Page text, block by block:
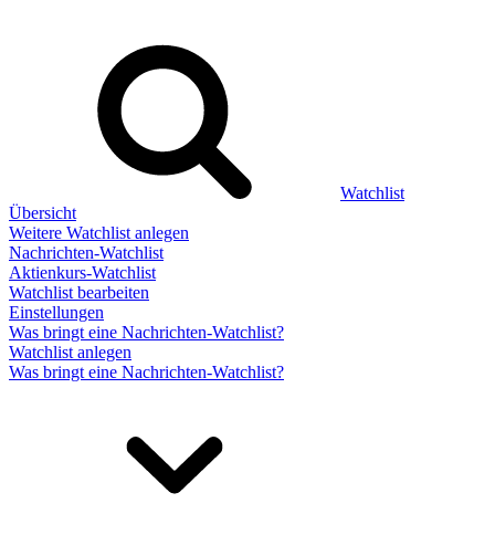
Watchlist
Übersicht
Weitere Watchlist anlegen
Nachrichten-Watchlist
Aktienkurs-Watchlist
Watchlist bearbeiten
Einstellungen
Was bringt eine Nachrichten-Watchlist?
Watchlist anlegen
Was bringt eine Nachrichten-Watchlist?